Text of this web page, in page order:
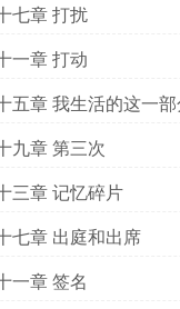
七章 打扰
一章 打动
五章 我生活的这一
九章 第三次
三章 记忆碎片
七章 出庭和出席
一章 签名